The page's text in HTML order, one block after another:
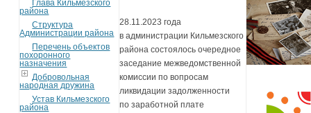
Глава Кильмезского
района
Структура
Администрации района
Перечень объектов
похоронного
назначения
Добровольная
народная дружина
Устав Кильмезского
района
28.11.2023 года
в администрации Кильмезского
района состоялось очередное
заседание межведомственной
комиссии по вопросам
ликвидации задолженности
по заработной плате